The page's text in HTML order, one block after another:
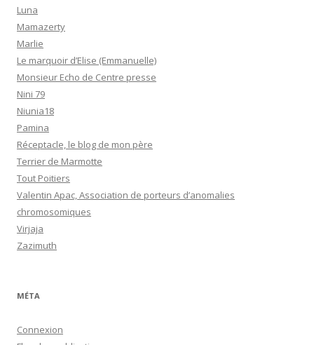
Luna
Mamazerty
Marlie
Le marquoir d’Elise (Emmanuelle)
Monsieur Echo de Centre presse
Nini 79
Niunia18
Pamina
Réceptacle, le blog de mon père
Terrier de Marmotte
Tout Poitiers
Valentin Apac, Association de porteurs d’anomalies
chromosomiques
Virjaja
Zazimuth
MÉTA
Connexion